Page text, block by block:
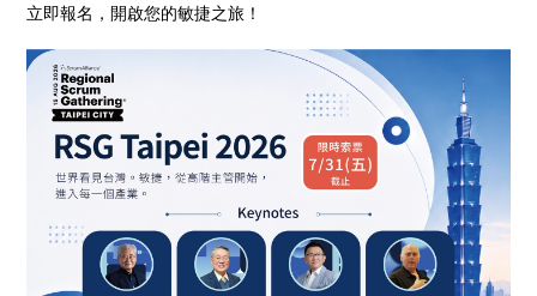
立即報名，開啟您的敏捷之旅！